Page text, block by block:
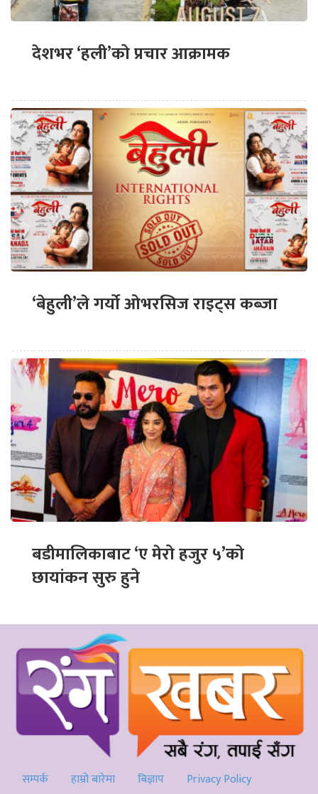
देशभर ‘हली’को प्रचार आक्रामक
‘बेहुली’ले गर्यो ओभरसिज राइट्स कब्जा
बडीमालिकाबाट ‘ए मेरो हजुर ५’को
छायांकन सुरु हुने
सम्पर्क हाम्रो बारेमा बिज्ञाप
Privacy Policy